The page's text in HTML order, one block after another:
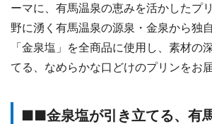
ーマに、有馬温泉の恵みを活かしたプ
野に湧く有馬温泉の源泉・金泉から独
「金泉塩」を全商品に使用し、素材の
てる、なめらかな口どけのプリンをお
■■金泉塩が引き立てる、有